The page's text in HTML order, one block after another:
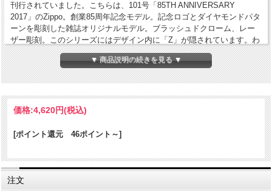
刊行されていました。こちらは、101号「85TH ANNIVERSARY
2017」のZippo。創業85周年記念モデル。記念ロゴとダイヤモンドパタ
ーンを彫刻した雑誌オリジナルモデル。ブラッシュドクローム、レー
ザー彫刻。このシリーズにはデザイン内に「Z」が隠されています。わ
かりやすいデザインもあれば、よく探さないと分からないデザインも
あります。手に入れて探して見てください。
製造年月 2018年4月
製造国 アメリカ合衆国
付属品
パッケージ:あり
▼ 商品説明の続きを見る ▼
価格:4,620円(税込)
[ポイント還元 46ポイント～]
注文